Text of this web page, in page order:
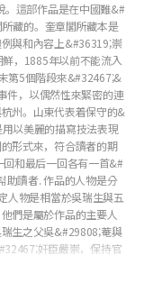
。這部作品是在中國難&#
藏的。奎章閣所藏本是
與和內容上&#36319;崇
，1885年以前不能流入
第5個階段來&#32467;&
件，以偶然性來緊密的連
州。山東代表着保守的&
以美麗的描寫技法表現
形式來，符合讀者的期
和最后一回各有一首&#
助讀者. 作品的人物是分
人物是相當於吳瑞生與五
們是屬於作品的主要人
生之父吳&#29808;菴與
奸臣嚴崇，保持官
人，金御史是救出吳&#